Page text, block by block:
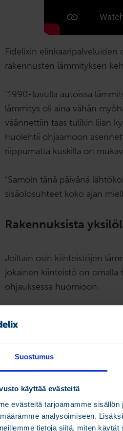
Suostumus
käyttää evästeitä
evästeitä tarjoamamme
analysoimiseen.
tietoja siitä, miten
Fidelixin elinkaaripalveluiden
rakennusten lämmityksen
“1990-luvulla autoissa
lämmitys oli aina vähän
väännettiin taas tulikin liian
huolehtii ohjaamoon
riippumatta kuskilla on
“Samoin tänä päivänä
sisäolosuhteet koko ajan
Rakennuksista
Joiltain osin kiinteistöjen
jokainen kiinteistö on omalla
ohjauksessa huomioon.
“Kahta identtisesti toimivaa
olisi rakennettu samoilla
omalla tavallaan.”
Jokaisesta kiinteistöstä voi
lämmityksen ohjauksessa.
viikon oppimisjakson, jossa